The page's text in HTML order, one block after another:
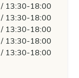
13:30-18:00
13:30-18:00
13:30-18:00
13:30-18:00
13:30-18:00